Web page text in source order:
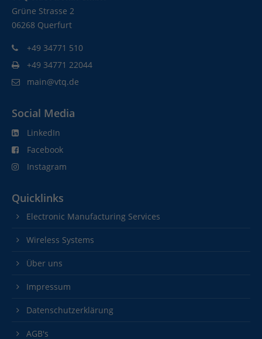
Grüne Strasse 2
06268 Querfurt
+49 34771 510
+49 34771 22044
main@vtq.de
Social Media
LinkedIn
Facebook
Instagram
Quicklinks
Electronic Manufacturing Services
Wireless Systems
Über uns
Impressum
Datenschutzerklärung
AGB's